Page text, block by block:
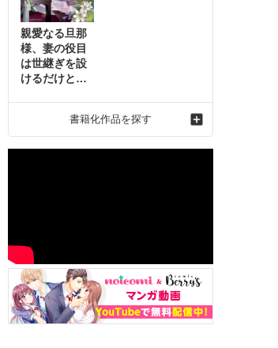
親愛なる旦那
様、妻の役目
は世継ぎを設
けるだけと聞
れ才女の幸せ
な結婚～2
書籍化作品を探す